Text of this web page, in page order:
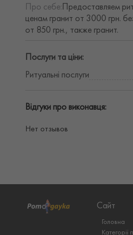
Про себе:Предоставляем
ценам гранит от 3000 грн.
от 850 грн., также гранит.
Послуги та ціни:
Ритуальні послуги
Відгуки про виконавця:
Нет отзывов
Сайт
Головна
Категорії